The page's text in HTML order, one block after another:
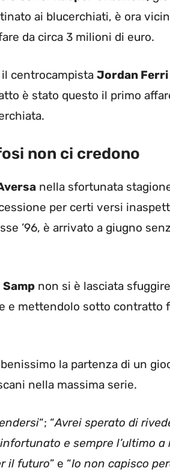
ai blucerchiati, è ora
da circa 3 milioni di euro.
centrocampista Jordan Ferri
è stato questo il primo
non ci credono
nella sfortunata
per certi versi
’96, è arrivato a giugno
Samp non si è lasciata sfuggire
e mettendolo sotto contratto
la partenza di un
nella massima serie.
“; “Avrei sperato di
e sempre l’ultimo a
il futuro” e “Io non capisco